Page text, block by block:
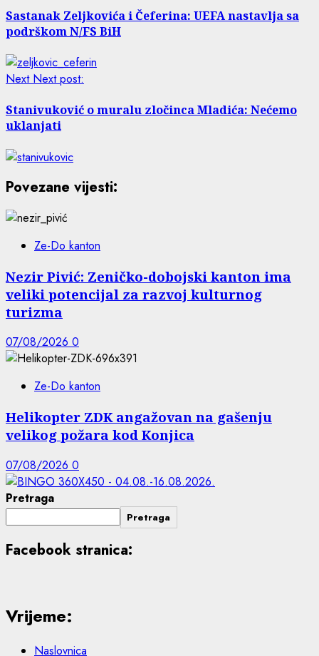
Sastanak Zeljkovića i Čeferina: UEFA nastavlja sa
podrškom N/FS BiH
Next Next post:
Stanivuković o muralu zločinca Mladića: Nećemo
uklanjati
Povezane vijesti:
Ze-Do kanton
Nezir Pivić: Zeničko-dobojski kanton ima
veliki potencijal za razvoj kulturnog
turizma
07/08/2026 0
Ze-Do kanton
Helikopter ZDK angažovan na gašenju
velikog požara kod Konjica
07/08/2026 0
Pretraga
Pretraga
Facebook stranica:
Vrijeme:
Naslovnica